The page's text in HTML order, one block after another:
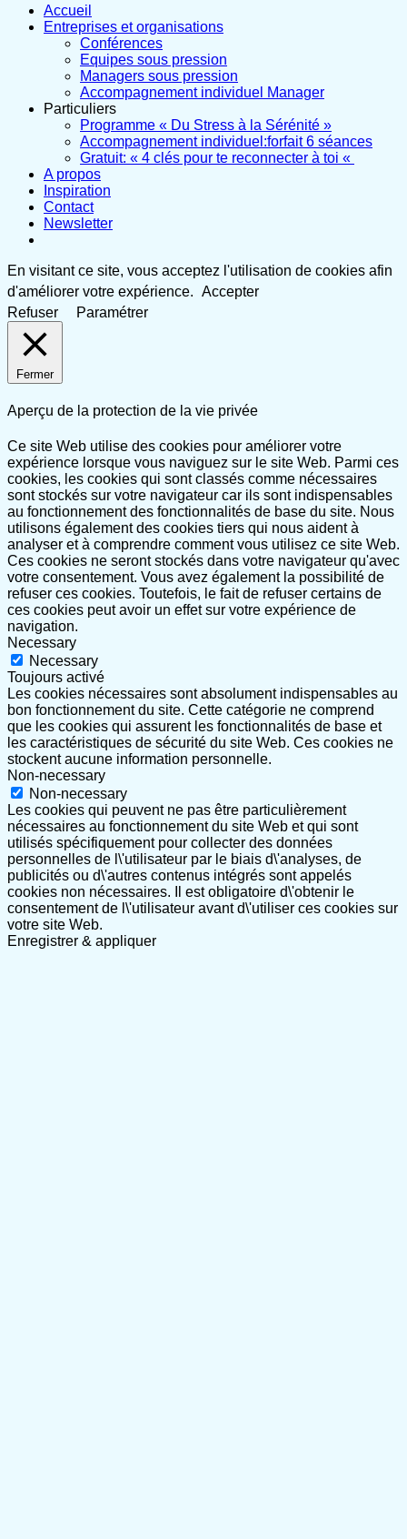
Accueil
Entreprises et organisations
Conférences
Equipes sous pression
Managers sous pression
Accompagnement individuel Manager
Particuliers
Programme « Du Stress à la Sérénité »
Accompagnement individuel:forfait 6 séances
Gratuit: « 4 clés pour te reconnecter à toi «
A propos
Inspiration
Contact
Newsletter
En visitant ce site, vous acceptez l'utilisation de cookies afin
d'améliorer votre expérience. Accepter
Refuser
Paramétrer
Fermer
Aperçu de la protection de la vie privée
Ce site Web utilise des cookies pour améliorer votre
expérience lorsque vous naviguez sur le site Web. Parmi ces
cookies, les cookies qui sont classés comme nécessaires
sont stockés sur votre navigateur car ils sont indispensables
au fonctionnement des fonctionnalités de base du site. Nous
utilisons également des cookies tiers qui nous aident à
analyser et à comprendre comment vous utilisez ce site Web.
Ces cookies ne seront stockés dans votre navigateur qu'avec
votre consentement. Vous avez également la possibilité de
refuser ces cookies. Toutefois, le fait de refuser certains de
ces cookies peut avoir un effet sur votre expérience de
navigation.
Necessary
Necessary
Toujours activé
Les cookies nécessaires sont absolument indispensables au
bon fonctionnement du site. Cette catégorie ne comprend
que les cookies qui assurent les fonctionnalités de base et
les caractéristiques de sécurité du site Web. Ces cookies ne
stockent aucune information personnelle.
Non-necessary
Non-necessary
Les cookies qui peuvent ne pas être particulièrement
nécessaires au fonctionnement du site Web et qui sont
utilisés spécifiquement pour collecter des données
personnelles de l\'utilisateur par le biais d\'analyses, de
publicités ou d\'autres contenus intégrés sont appelés
cookies non nécessaires. Il est obligatoire d\'obtenir le
consentement de l\'utilisateur avant d\'utiliser ces cookies sur
votre site Web.
Enregistrer & appliquer